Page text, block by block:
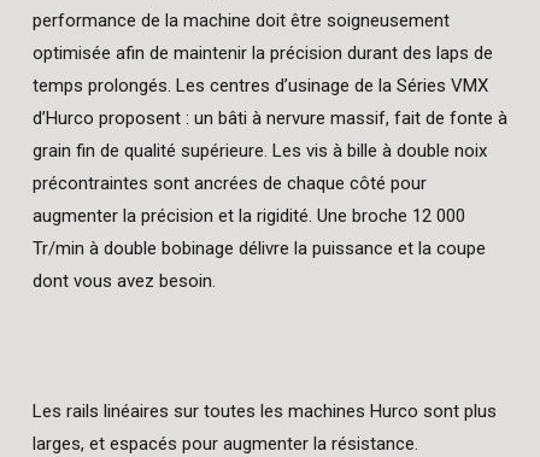
performance de la machine doit être soigneusement
optimisée afin de maintenir la précision durant des laps de
temps prolongés. Les centres d’usinage de la Séries VMX
d’Hurco proposent : un bâti à nervure massif, fait de fonte à
grain fin de qualité supérieure. Les vis à bille à double noix
précontraintes sont ancrées de chaque côté pour
augmenter la précision et la rigidité. Une broche 12 000
Tr/min à double bobinage délivre la puissance et la coupe
dont vous avez besoin.
Les rails linéaires sur toutes les machines Hurco sont plus
larges, et espacés pour augmenter la résistance.